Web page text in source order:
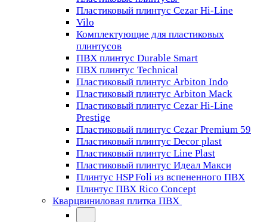
Пластиковый плинтус Cezar Hi-Line
Vilo
Комплектующие для пластиковых
плинтусов
ПВХ плинтус Durable Smart
ПВХ плинтус Technical
Пластиковый плинтус Arbiton Indo
Пластиковый плинтус Arbiton Mack
Пластиковый плинтус Cezar Hi-Line
Prestige
Пластиковый плинтус Cezar Premium 59
Пластиковый плинтус Decor plast
Пластиковый плинтус Line Plast
Пластиковый плинтус Идеал Макси
Плинтус HSP Foli из вспененного ПВХ
Плинтус ПВХ Rico Concept
Кварцвиниловая плитка ПВХ